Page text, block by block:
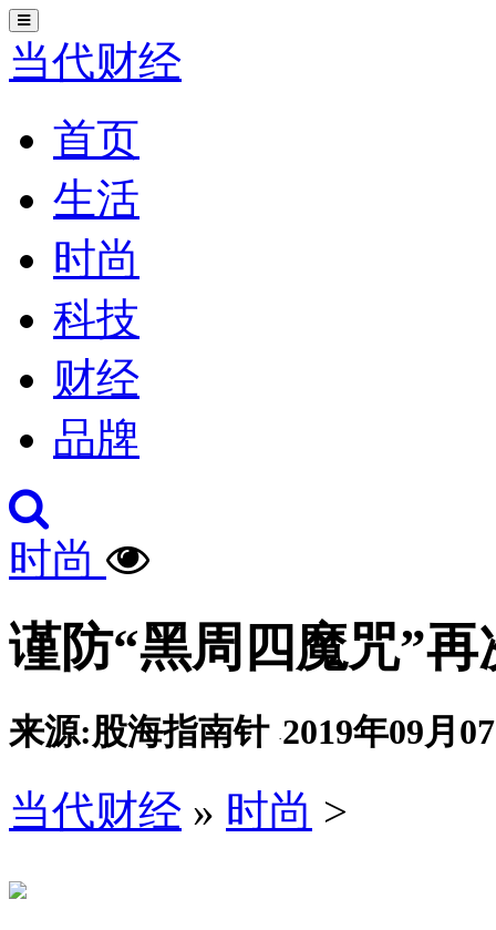
切
换
导
航
当代财经
首页
生活
时尚
科技
财经
品牌
时尚
谨防“黑周四魔咒”再
来源:股海指南针 ·2019年09月
当代财经 » 时尚 >